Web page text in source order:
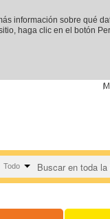
información sobre qué
haga clic en el botón
Todo